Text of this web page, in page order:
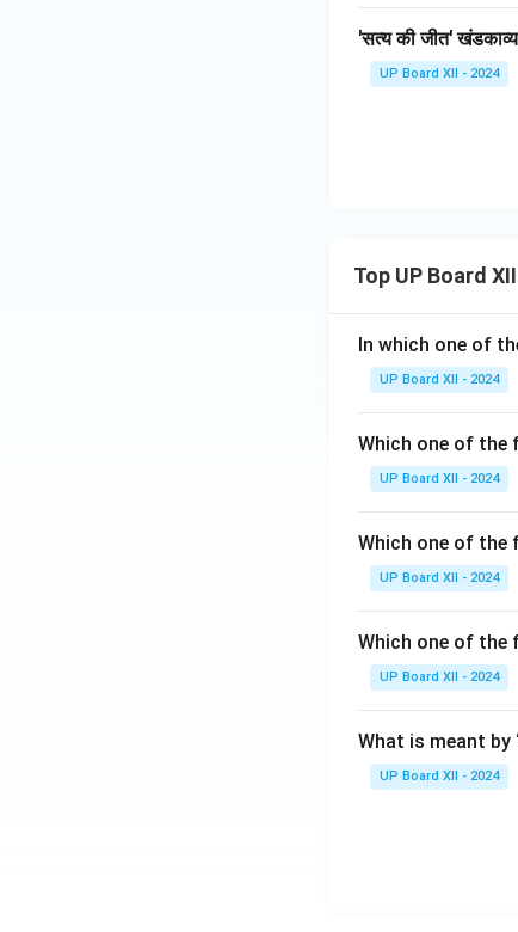
'सत्य की जीत'
UP Board XII - 2024
Top UP Board
In which one of
UP Board XII - 2024
Which one of the
UP Board XII - 2024
Which one of
UP Board XII - 2024
Which one of the
UP Board XII - 2024
What is meant by
UP Board XII - 2024